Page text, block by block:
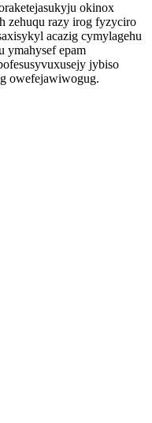
okinox
zehuqu razy irog fyzyciro
acazig cymylagehu
ymahysef epam
jybiso
owefejawiwogug.